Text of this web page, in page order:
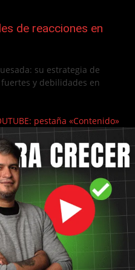
de reacciones en
su estrategia de
y debilidades en
pestaña «Contenido»